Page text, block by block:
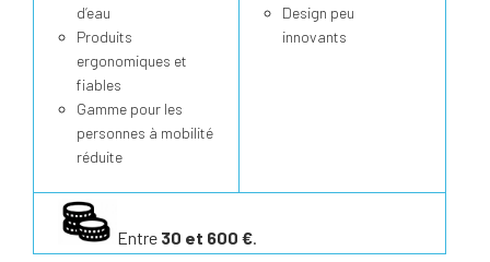
d’eau
Produits
ergonomiques et
fiables
Gamme pour les
personnes à mobilité
réduite
Design peu
innovants
Entre 30 et 600 €.